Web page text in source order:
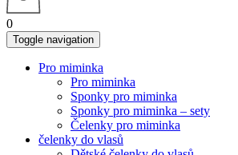
0
Toggle navigation
Pro miminka
Pro miminka
Sponky pro miminka
Sponky pro miminka – sety
Čelenky pro miminka
čelenky do vlasů